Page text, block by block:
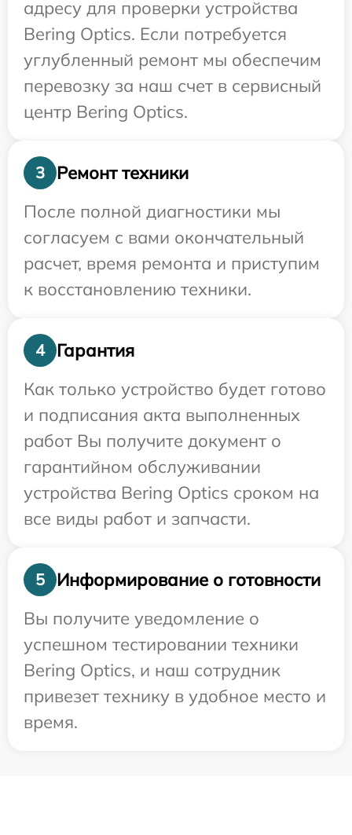
адресу для проверки устройства
Bering Optics. Если потребуется
углубленный ремонт мы обеспечим
перевозку за наш счет в сервисный
центр Bering Optics.
3
Ремонт техники
После полной диагностики мы
согласуем с вами окончательный
расчет, время ремонта и приступим
к восстановлению техники.
4
Гарантия
Как только устройство будет готово
и подписания акта выполненных
работ Вы получите документ о
гарантийном обслуживании
устройства Bering Optics сроком на
все виды работ и запчасти.
5
Информирование о готовности
Вы получите уведомление о
успешном тестировании техники
Bering Optics, и наш сотрудник
привезет технику в удобное место и
время.